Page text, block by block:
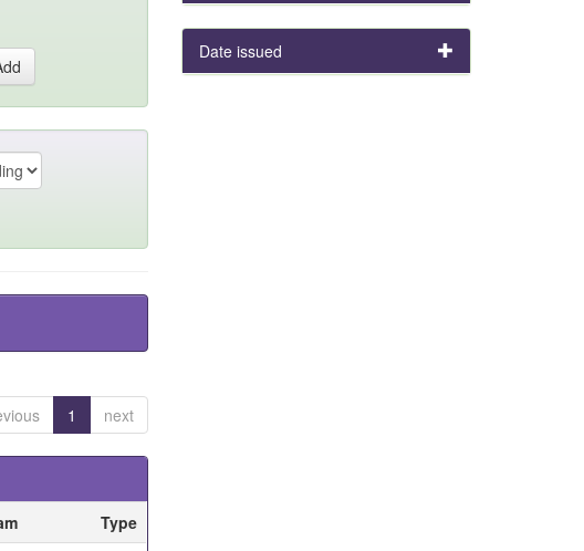
1 next
Type
Date issued